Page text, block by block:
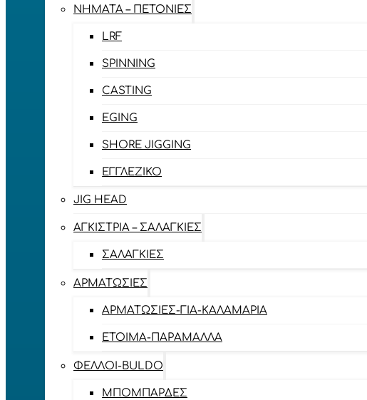
ΝΉΜΑΤΑ – ΠΕΤΟΝΙΈΣ
LRF
SPINNING
CASTING
EGING
SHORE JIGGING
ΕΓΓΛΈΖΙΚΟ
JIG HEAD
ΑΓΚΊΣΤΡΙΑ – ΣΑΛΑΓΚΙΈΣ
ΣΑΛΑΓΚΙΈΣ
ΑΡΜΑΤΩΣΙΈΣ
ΑΡΜΑΤΩΣΙΈΣ-ΓΙΑ-ΚΑΛΑΜΆΡΙΑ
ΈΤΟΙΜΑ-ΠΑΡΆΜΑΛΛΑ
ΦΕΛΛΟΊ-BULDO
ΜΠΟΜΠΆΡΔΕΣ